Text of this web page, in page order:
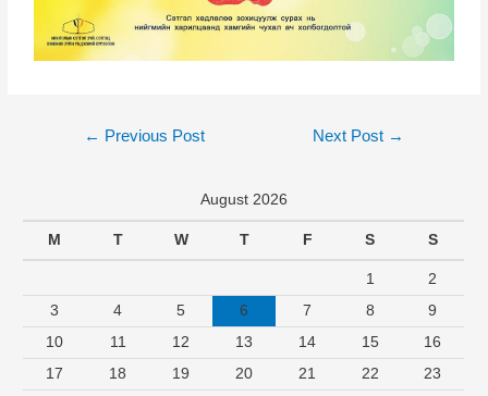
← Previous Post Next Post →
August 2026
M T W T F S S
1
2
3
4 5 6 7 8
9
10
11 12 13 14 15
16
17
18 19 20 21 22
23